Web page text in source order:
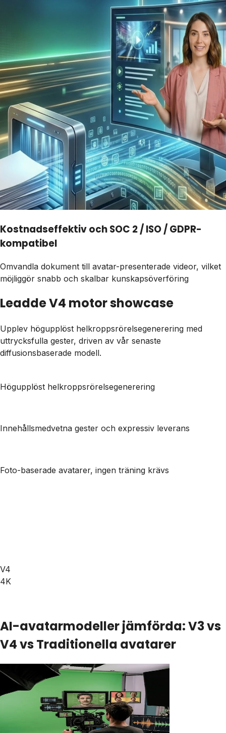
Kostnadseffektiv och SOC 2 / ISO / GDPR-
kompatibel
Omvandla dokument till avatar-presenterade videor, vilket
möjliggör snabb och skalbar kunskapsöverföring
Leadde V4 motor showcase
Upplev högupplöst helkroppsrörelsegenerering med
uttrycksfulla gester, driven av vår senaste
diffusionsbaserade modell.
Högupplöst helkroppsrörelsegenerering
Innehållsmedvetna gester och expressiv leverans
Foto-baserade avatarer, ingen träning krävs
V4
4K
AI-avatarmodeller jämförda: V3 vs
V4 vs Traditionella avatarer